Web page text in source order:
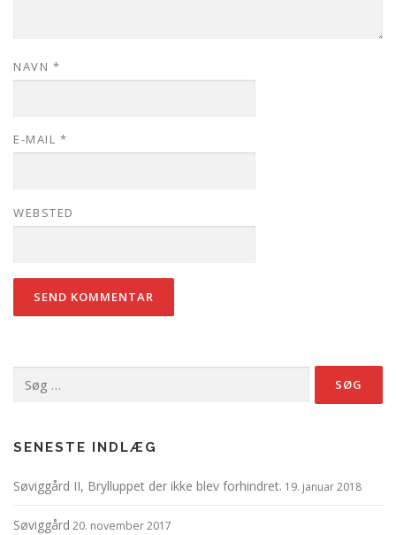
NAVN *
E-MAIL *
WEBSTED
efter:
SENESTE INDLÆG
Søviggård II, Brylluppet der ikke blev forhindret. 19. januar 2018
Søviggård 20. november 2017